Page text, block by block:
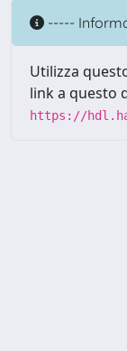
-----
Utilizza
link a questo
https://